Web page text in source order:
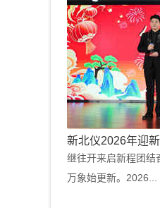
新北仪2026年迎
继往开来启新程团
万象始更新。2026...